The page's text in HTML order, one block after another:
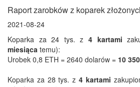
Raport zarobków z koparek
2021-08-24
Koparka za 24 tys. z 4 kartami
miesiąca temu):
Urobek 0,8 ETH = 2640 dolarów = 10
Koparka za 28 tys. z4 kartami